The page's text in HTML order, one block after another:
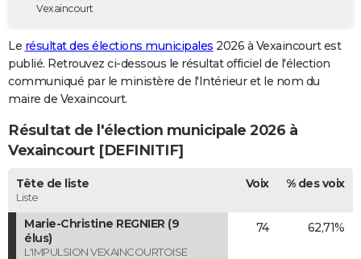
Destinations
City break
Voyage nature
Voyage de noces
Forum
GUIDES D'ACHAT
BONS PLANS
Carte de Noël
Carte Bonne année
Carte Saint-Valentin
Carte Pâques
Carte d'anniversaire
DICTIONNAIRE
Dictionnaire
Biographies
Citations
Expressions
Proverbes
PROGRAMME TV
COPAINS D'AVANT
S'inscrire
Se connecter
Lycées
Collèges
Primaires
Universités
Entreprises
Service militaire
Avis de recherche
AVIS DE DÉCÈS
Vexaincourt
Le résultat des élections municipales 2026 à Vexaincourt est
publié. Retrouvez ci-dessous le résultat officiel de l'élection
communiqué par le ministère de l'Intérieur et le nom du
maire de Vexaincourt.
Résultat de l'élection municipale 2026 à
Vexaincourt [DEFINITIF]
Tête de liste
Liste
Voix % des voix
Marie-Christine REGNIER (9
élus)
L'IMPULSION VEXAINCOURTOISE
74 62,71%